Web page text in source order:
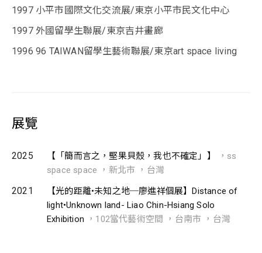
1997 小平市國際文化交流展/東京小平市民文化中心
1997 外國留學生聯展/東京吉井畫廊
1996 96 TAIWAN留學生藝術聯展/東京art space living
展覽
2025 【「簡而言之，堅果貝殼，我也不確定」】
，ss
space space ，新北市 ，台灣
2021
【光的距離•未知之地─廖進祥個展】Distance of
light•Unknown land- Liao Chin-Hsiang Solo
Exhibition ，102當代藝術空間 ，台南市 ，台灣